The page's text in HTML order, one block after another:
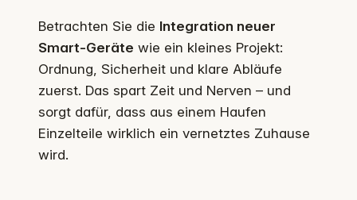
Betrachten Sie die Integration neuer
Smart-Geräte wie ein kleines Projekt:
Ordnung, Sicherheit und klare Abläufe
zuerst. Das spart Zeit und Nerven – und
sorgt dafür, dass aus einem Haufen
Einzelteile wirklich ein vernetztes Zuhause
wird.